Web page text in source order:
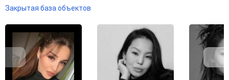
Закрытая база объектов